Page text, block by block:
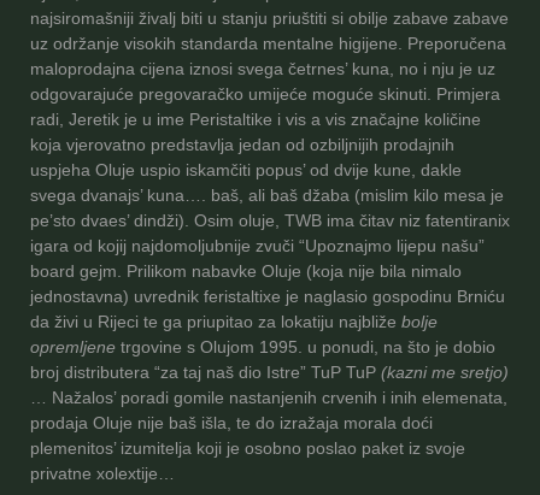
najsiromašniji živalj biti u stanju priuštiti si obilje zabave zabave
uz održanje visokih standarda mentalne higijene. Preporučena
maloprodajna cijena iznosi svega četrnes’ kuna, no i nju je uz
odgovarajuće pregovaračko umijeće moguće skinuti. Primjera
radi, Jeretik je u ime Peristaltike i vis a vis značajne količine
koja vjerovatno predstavlja jedan od ozbiljnijih prodajnih
uspjeha Oluje uspio iskamčiti popus’ od dvije kune, dakle
svega dvanajs’ kuna…. baš, ali baš džaba (mislim kilo mesa je
pe’sto dvaes’ dindži). Osim oluje, TWB ima čitav niz fatentiranix
igara od kojij najdomoljubnije zvuči “Upoznajmo lijepu našu”
board gejm. Prilikom nabavke Oluje (koja nije bila nimalo
jednostavna) uvrednik feristaltixe je naglasio gospodinu Brniću
da živi u Rijeci te ga priupitao za lokatiju najbliže bolje
opremljene trgovine s Olujom 1995. u ponudi, na što je dobio
broj distributera “za taj naš dio Istre” TuP TuP (kazni me sretjo)
… Nažalos’ poradi gomile nastanjenih crvenih i inih elemenata,
prodaja Oluje nije baš išla, te do izražaja morala doći
plemenitos’ izumitelja koji je osobno poslao paket iz svoje
privatne xolextije…